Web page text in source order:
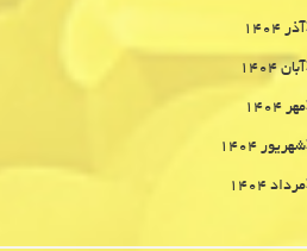
آذر ۱۴۰۴
آبان ۱۴۰۴
مهر ۱۴۰۴
شهریور ۱۴۰۴
مرداد ۱۴۰۴